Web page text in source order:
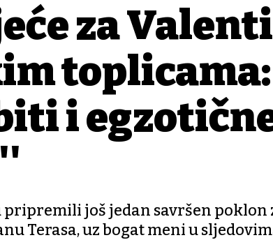
za
i
pripremili još jedan savršen poklon
Terasa, uz bogat meni u